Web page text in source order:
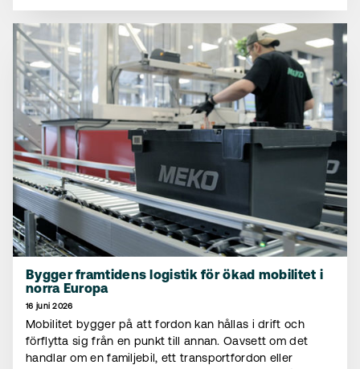
Bygger framtidens logistik för ökad mobilitet i
norra Europa
16 juni 2026
Mobilitet bygger på att fordon kan hållas i drift och
förflytta sig från en punkt till annan. Oavsett om det
handlar om en familjebil, ett transportfordon eller